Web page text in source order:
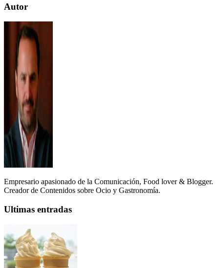
Autor
Empresario apasionado de la Comunicación, Food lover & Blogger.
Creador de Contenidos sobre Ocio y Gastronomía.
Ultimas entradas